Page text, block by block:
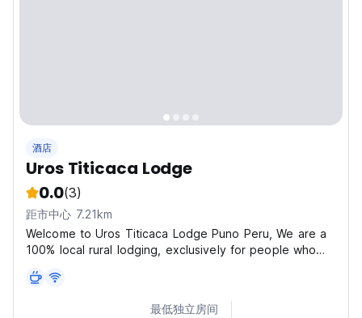
酒店
Uros Titicaca Lodge
0.0(3)
距市中心 7.21km
Welcome to Uros Titicaca Lodge Puno Peru, We are a
100% local rural lodging, exclusively for people who
who want to experience the lifestyle of the place with
rural tourism and experiential tourism. Is a...
最低独立房间